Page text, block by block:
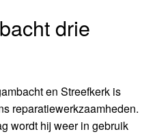
drie
en Streefkerk is
reparatiewerkzaamheden.
wordt hij weer in gebruik